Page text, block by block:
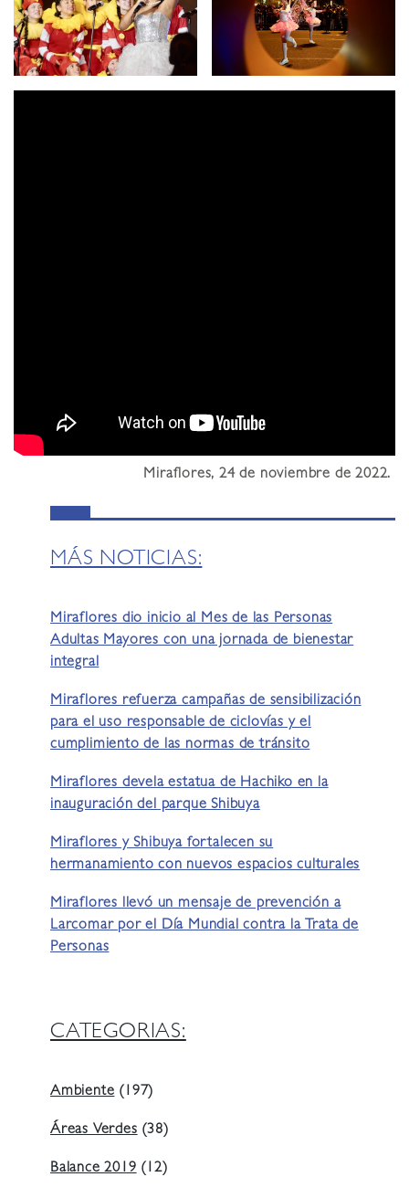
Miraflores, 24 de noviembre de 2022.
MÁS NOTICIAS:
Miraflores dio inicio al Mes de las Personas
Adultas Mayores con una jornada de bienestar
integral
Miraflores refuerza campañas de sensibilización
para el uso responsable de ciclovías y el
cumplimiento de las normas de tránsito
Miraflores devela estatua de Hachiko en la
inauguración del parque Shibuya
Miraflores y Shibuya fortalecen su
hermanamiento con nuevos espacios culturales
Miraflores llevó un mensaje de prevención a
Larcomar por el Día Mundial contra la Trata de
Personas
CATEGORIAS:
Ambiente(197)
Áreas Verdes(38)
Balance 2019(12)